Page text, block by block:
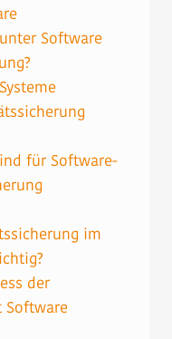
Software
für Software-
im
der
Software